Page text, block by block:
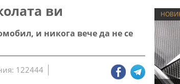
ви
и никога вече да не се
122444